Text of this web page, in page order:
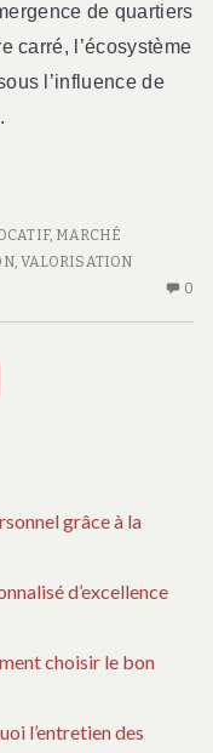
de quartiers
carré, l’écosystème
l’influence de
, MARCHÉ
, VALORISATION
0
grâce à la
d’excellence
choisir le bon
l’entretien des